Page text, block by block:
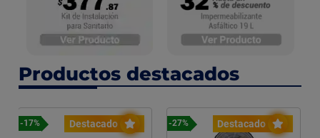
Productos destacados
Destacado
-27% Destacado
-23%